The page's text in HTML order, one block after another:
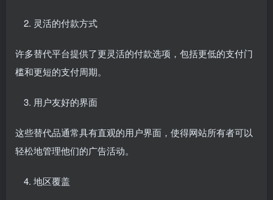
灵活的付款方式
许多替代平台提供了更灵活的付款选项，包括更低的支付门
槛和更短的支付周期。
用户友好的界面
这些替代品通常具有直观的用户界面，使得网站所有者可以
轻松地管理他们的广告活动。
地区覆盖